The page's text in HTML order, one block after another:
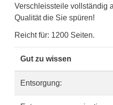
Verschleissteile vollständig
Qualität die Sie spüren!
Reicht für: 1200 Seiten.
Gut zu wissen
Entsorgung: